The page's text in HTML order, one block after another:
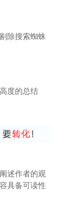
除搜索蜘蛛
度的总结
述作者的观
具备可读性